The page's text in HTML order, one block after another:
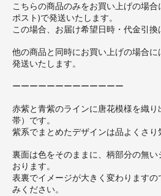
こちらの商品のみをお買い上げの場
ポスト)で発送いたします。
この場合、お届け希望日時・代金引換
他の商品と同時にお買い上げの場合
発送いたします。
ーーーーーーーーーーーーー
赤紫と青紫のラインに唐花模様を織
帯）です。
紫系でまとめたデザインは品よくさり
裏面は色をそのままに、柄部分の無
おります。
表裏でイメージが大きく変わります
みください。